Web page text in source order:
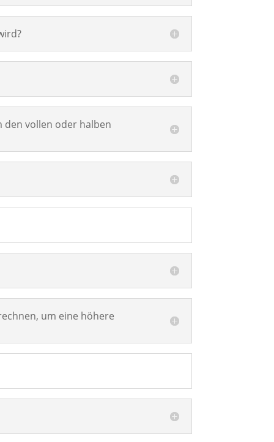
den vollen oder halben
um eine höhere